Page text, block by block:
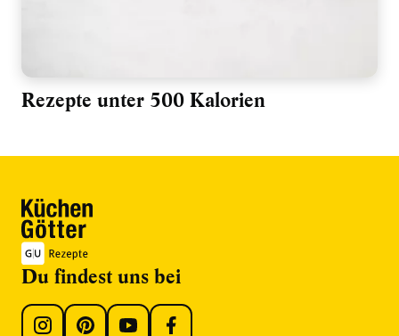
Rezepte unter 500 Kalorien
Du findest uns bei